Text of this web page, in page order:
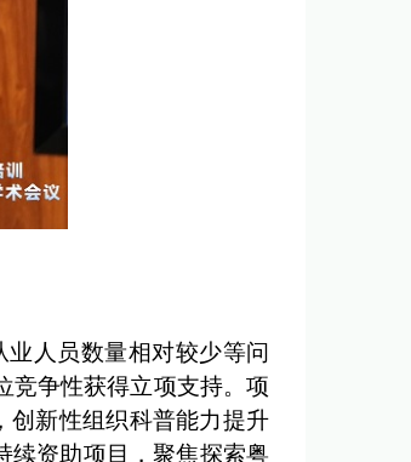
人员数量相对较少等问
竞争性获得立项支持。项
创新性组织科普能力提升
续资助项目，聚焦探索粤